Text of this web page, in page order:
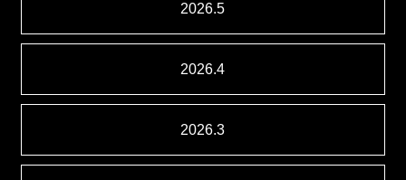
2026.5
2026.4
2026.3